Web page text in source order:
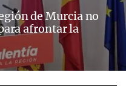
de Murcia no
afrontar la